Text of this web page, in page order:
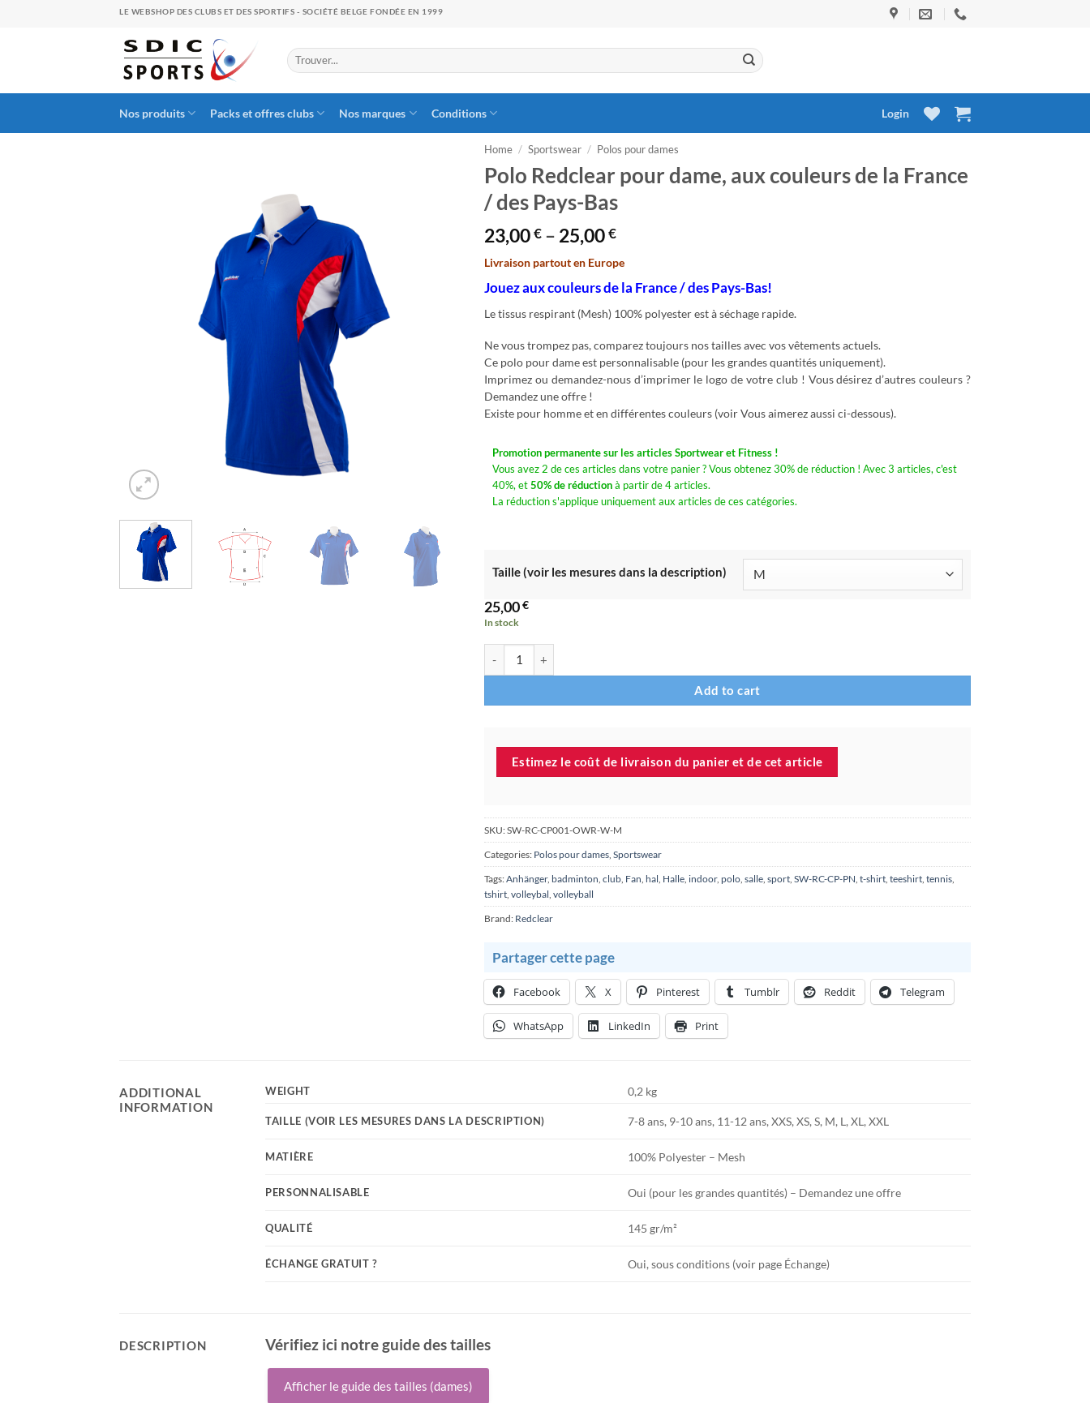
LE WEBSHOP DES CLUBS ET DES SPORTIFS - SOCIÉTÉ BELGE FONDÉE EN 1999
Search
for:
Nos produits Packs et offres clubs Nos marques Conditions Login
Home / Sportswear / Polos pour dames
Polo Redclear pour dame, aux couleurs de la France
/ des Pays-Bas
23,00€ – 25,00€Price
23,00 €
through
25,00 €
Livraison partout en Europe
Jouez aux couleurs de la France / des Pays-Bas!
Le tissus respirant (Mesh) 100% polyester est à séchage rapide.
Ne vous trompez pas, comparez toujours nos tailles avec vos vêtements actuels.
Ce polo pour dame est personnalisable (pour les grandes quantités uniquement).
Imprimez ou demandez-nous d’imprimer le logo de votre club ! Vous désirez d’autres couleurs ?
Demandez une offre !
Existe pour homme et en différentes couleurs (voir Vous aimerez aussi ci-dessous).
Promotion permanente sur les articles Sportwear et Fitness !
Vous avez 2 de ces articles dans votre panier ? Vous obtenez 30% de réduction ! Avec 3 articles, c'est
40%, et50% de réductionà partir de 4 articles.
La réduction s'applique uniquement aux articles de ces catégories.
Taille (voir les mesures dans la description)
25,00€
In stock
Polo Redclear pour dame, aux couleurs de la France / des Pays-Bas quantity
Add to cart
Estimez le coût de livraison du panier et de cet article
SKU:SW-RC-CP001-OWR-W-M
Categories: Polos pour dames, Sportswear
Tags:Anhänger, badminton, club, Fan, hal, Halle, indoor, polo, salle, sport, SW-RC-CP-PN, t-shirt, teeshirt, tennis,
tshirt, volleybal, volleyball
Brand: Redclear
Partager cette page
Facebook X Pinterest Tumblr Reddit Telegram
WhatsApp LinkedIn Print
ADDITIONAL
INFORMATION
WEIGHT 0,2 kg
TAILLE (VOIR LES MESURES DANS LA DESCRIPTION) 7-8 ans, 9-10 ans, 11-12 ans, XXS, XS, S, M, L, XL, XXL
MATIÈRE 100% Polyester – Mesh
PERSONNALISABLE Oui (pour les grandes quantités) – Demandez une offre
QUALITÉ 145 gr/m²
ÉCHANGE GRATUIT ? Oui, sous conditions (voir page Échange)
DESCRIPTION Vérifiez ici notre guide des tailles
Afficher le guide des tailles (dames)